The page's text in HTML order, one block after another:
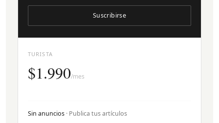
TURISTA
$1.990/mes
Sin anuncios · Publica tus artículos
Suscribirse